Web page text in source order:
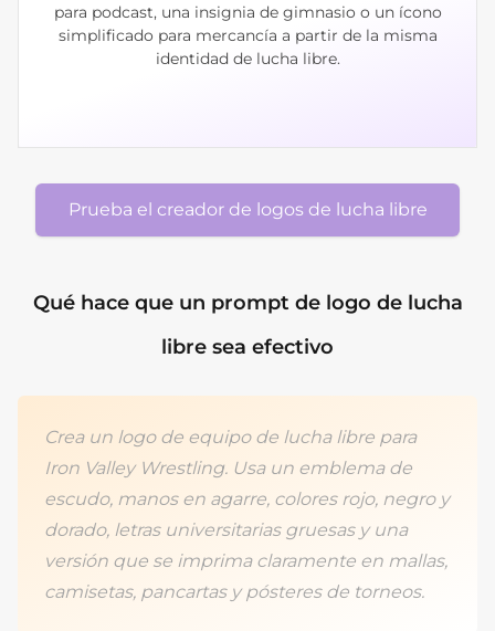
para podcast, una insignia de gimnasio o un ícono
simplificado para mercancía a partir de la misma
identidad de lucha libre.
Prueba el creador de logos de lucha libre
Qué hace que un prompt de logo de lucha
libre sea efectivo
Crea un logo de equipo de lucha libre para
Iron Valley Wrestling. Usa un emblema de
escudo, manos en agarre, colores rojo, negro y
dorado, letras universitarias gruesas y una
versión que se imprima claramente en mallas,
camisetas, pancartas y pósteres de torneos.